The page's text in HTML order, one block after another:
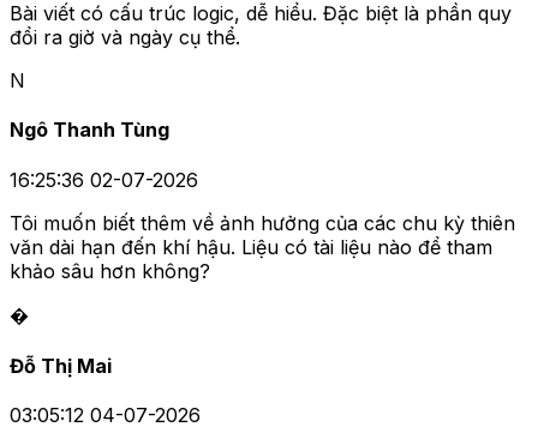
Bài viết có cấu trúc logic, dễ hiểu. Đặc biệt là phần quy
đổi ra giờ và ngày cụ thể.
N
Ngô Thanh Tùng
16:25:36 02-07-2026
Tôi muốn biết thêm về ảnh hưởng của các chu kỳ thiên
văn dài hạn đến khí hậu. Liệu có tài liệu nào để tham
khảo sâu hơn không?
�
Đỗ Thị Mai
03:05:12 04-07-2026